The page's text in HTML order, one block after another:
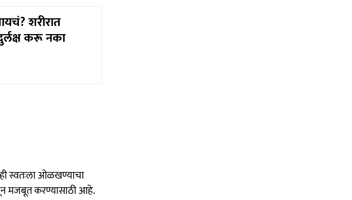
शरीरात
करू नका
स्वतःला ओळखण्याचा
मजबूत करण्यासाठी आहे.